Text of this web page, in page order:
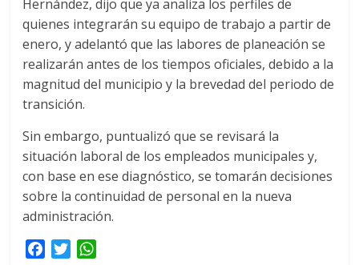
Hernández, dijo que ya analiza los perfiles de
quienes integrarán su equipo de trabajo a partir de
enero, y adelantó que las labores de planeación se
realizarán antes de los tiempos oficiales, debido a la
magnitud del municipio y la brevedad del periodo de
transición.
Sin embargo, puntualizó que se revisará la
situación laboral de los empleados municipales y,
con base en ese diagnóstico, se tomarán decisiones
sobre la continuidad de personal en la nueva
administración.
T